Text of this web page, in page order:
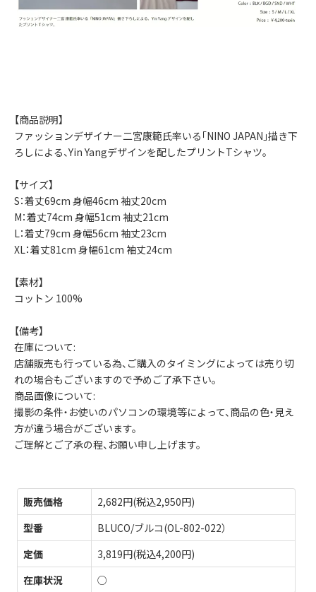
【商品説明】
ファッションデザイナー二宮康範氏率いる「NINO JAPAN」描き下
ろしによる、Yin Yangデザインを配したプリントTシャツ。
【サイズ】
S：着丈69cm 身幅46cm 袖丈20cm
M：着丈74cm 身幅51cm 袖丈21cm
L：着丈79cm 身幅56cm 袖丈23cm
XL：着丈81cm 身幅61cm 袖丈24cm
【素材】
コットン 100%
【備考】
在庫について:
店舗販売も行っている為、ご購入のタイミングによっては売り切
れの場合もございますので予めご了承下さい。
商品画像について:
撮影の条件・お使いのパソコンの環境等によって、商品の色・見え
方が違う場合がございます。
ご理解とご了承の程、お願い申し上げます。
販売価格
2,682円(税込2,950円)
型番
BLUCO/ブルコ(OL-802-022）
定価
3,819円(税込4,200円)
在庫状況
○